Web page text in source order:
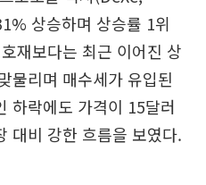
상승하며 상승률 1위
재보다는 최근 이어진 상
물리며 매수세가 유입된
하락에도 가격이 15달러
대비 강한 흐름을 보였다.